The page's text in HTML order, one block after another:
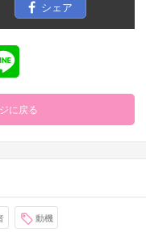
シェア
に戻る
動機